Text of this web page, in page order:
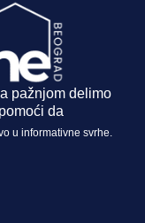
pažnjom delimo
da
u informativne svrhe.